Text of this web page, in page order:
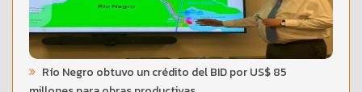
Río Negro obtuvo un crédito del BID por US$ 85